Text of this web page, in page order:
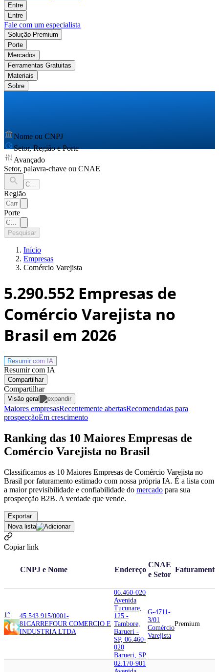
Entre
Entre
Fale com um especialista
Solução Premium
Porte
Mercados
Ferramentas Gratuitas
Materiais
Sobre
Nome ou CNPJ
Setor, Região e Porte
Avançado
Setor, palavra-chave ou CNAE
Região
Porte
Pesquisar
Início
Empresas
Comércio Varejista
5.290.552 Empresas de
Comércio Varejista no
Brasil em 2026
Resumir com IA
Resumir com IA
Compartilhar
Compartilhar
Visão geral
Maiores empresasRecentemente abertasRecomendadas para
prospecçãoEm crescimento
Ranking das 10 Maiores Empresas de
Comércio Varejista no Brasil
Classificamos as 10 Maiores Empresas de Comércio Varejista no
Brasil por faturamento estimado com nossa própria IA. É a lista com
a maior previsibilidade e confiabilidade do mercado para sua
prospecção B2B. A verdade que vende.
Exportar
Nova lista
Copiar link
CNPJ e Nome Endereço
CNAE
e Setor
Faturamento
1°
45.543.915/0001-
81CARREFOUR COMERCIO E
INDUSTRIA LTDA
06.460-020
Avenida
Tucunare,
125 -
Tambore,
Barueri -
SP, 06.460-
020
Barueri, SP
G-4711-
3/01
Comércio
Varejista
Premium
02.170-901